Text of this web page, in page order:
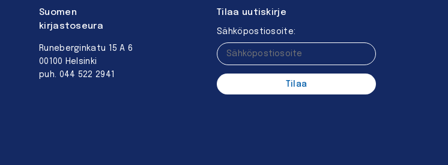
Suomen
kirjastoseura
Runeberginkatu 15 A 6
00100 Helsinki
puh. 044 522 2941
Tilaa uutiskirje
Sähköpostiosoite: